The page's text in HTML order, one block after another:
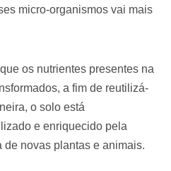
micro-organismos vai mais
os nutrientes presentes na
a fim de reutilizá-
o solo está
e enriquecido pela
de novas plantas e animais.